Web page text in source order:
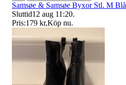
Samsøe & Samsøe Byxor Stl. M Blå
Sluttid12 aug 11:20.
Pris:179 kr,Köp nu.